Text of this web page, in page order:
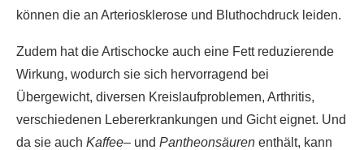
können die an Arteriosklerose und Bluthochdruck leiden.
Zudem hat die Artischocke auch eine Fett reduzierende
Wirkung, wodurch sie sich hervorragend bei
Übergewicht, diversen Kreislaufproblemen, Arthritis,
verschiedenen Lebererkrankungen und Gicht eignet. Und
da sie auch Kaffee– und Pantheonsäuren enthält, kann